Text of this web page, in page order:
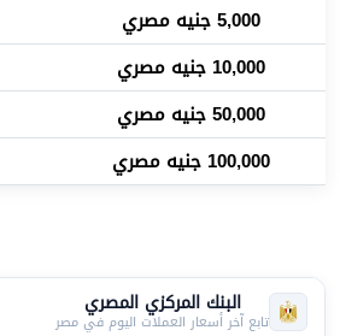
5,000 جنيه مصري
10,000 جنيه مصري
50,000 جنيه مصري
100,000 جنيه مصري
البنك المركزي المصري
تابع آخر أسعار العملات اليوم في مصر